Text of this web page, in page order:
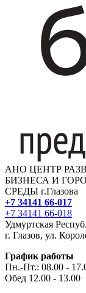
АНО ЦЕНТР
БИЗНЕСА И
СРЕДЫ г.Глазова
+7 34141 66-017
+7 34141 66-018
Удмуртская
г. Глазов, ул.
График работы
Пн.-Пт.: 08.00 -
Обед 12.00 - 13.00